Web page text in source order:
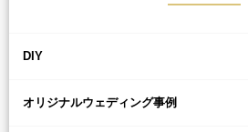
DIY
オリジナルウェディング事例